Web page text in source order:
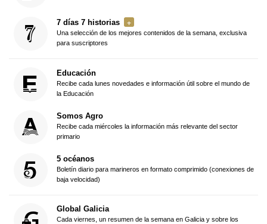
7 días 7 historias
Una selección de los mejores contenidos de la semana, exclusiva
para suscriptores
Educación
Recibe cada lunes novedades e información útil sobre el mundo de
la Educación
Somos Agro
Recibe cada miércoles la información más relevante del sector
primario
5 océanos
Boletín diario para marineros en formato comprimido (conexiones de
baja velocidad)
Global Galicia
Cada viernes, un resumen de la semana en Galicia y sobre los